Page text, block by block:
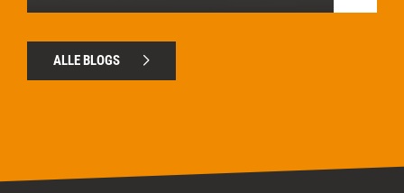
ALLE BLOGS